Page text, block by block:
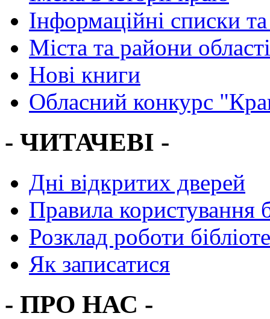
Інформаційні списки
Міста та райони області
Нові книги
Обласний конкурс
- ЧИТАЧЕВІ -
Дні відкритих дверей
Правила користування
Розклад роботи
Як записатися
- ПРО НАС -